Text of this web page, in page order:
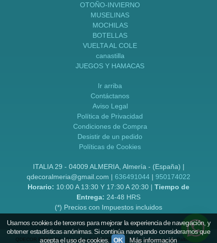
OTOÑO-INVIERNO
MUSELINAS
MOCHILAS
BOTELLAS
VUELTA AL COLE
canastilla
JUEGOS Y HAMACAS
Ir arriba
Contáctanos
Aviso Legal
Política de Privacidad
Condiciones de Compra
Desistir de un pedido
Políticas de Cookies
ITALIA 29 - 04009 ALMERIA, Almería - (España) |
qdecoralmeria@gmail.com | 636491044 | 950174022
Horario: 10:00 A 13:30 Y 17:30 A 20:30 | Tiempo de
Entrega: 24-48 HRS
(*) Precios con Impuestos incluidos
QDECOR FOR KIDS- Copyright © 2026 [38760] - Con la tecnología de Palbin.com
Usamos cookies de terceros para mejorar la experiencia de navegación, y
obtener estadísticas anónimas. Si continúa navegando consideramos que
acepta el uso de cookies.
OK Más información